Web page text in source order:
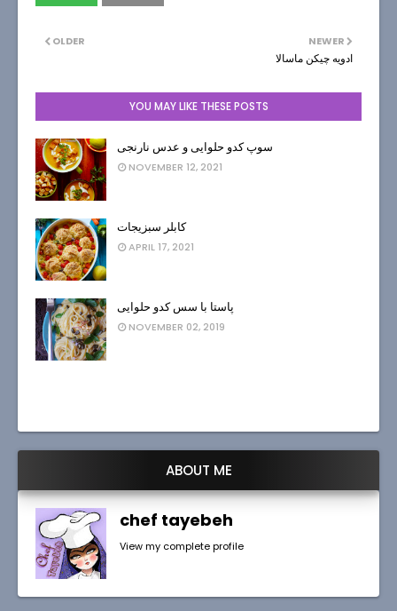
NEWER
ادویه چیکن ماسالا
OLDER
YOU MAY LIKE THESE POSTS
سوپ کدو حلوایی و عدس نارنجی
NOVEMBER 12, 2021
کابلر سبزیجات
APRIL 17, 2021
پاستا با سس کدو حلوایی
NOVEMBER 02, 2019
ABOUT ME
chef tayebeh
View my complete profile